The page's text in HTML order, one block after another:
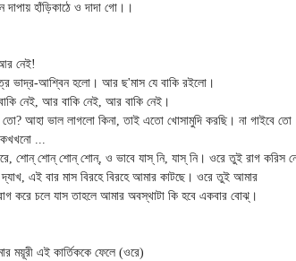
দাপায় হাঁড়িকাঠে ও দাদা গো।।
নেই!
ভাদ্র-আশ্বিন হলো। আর ছ'মাস যে বাকি রইলো।
নেই, আর বাকি নেই, আর বাকি নেই।
তো? আহা ভাল লাগলো কিনা, তাই এতো খোসামুদি করছি। না গাইবে তো
কখখনো ...
তুই রাগ করিস নে
এই বার মাস বিরহে বিরহে আমার কাটছে। ওরে তুই আমার
করে চলে যাস তাহলে আমার অবস্থাটা কি হবে একবার বোঝ্‌।
ময়ূরী এই কার্তিককে ফেলে (ওরে)